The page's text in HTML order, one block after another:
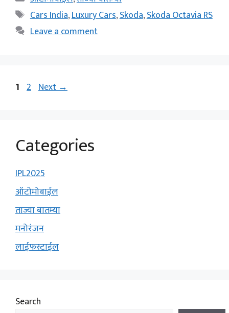
Tags
Cars India,Luxury Cars,Skoda,Skoda Octavia RS
Leave a comment
Page
1 Page
2 Next→
Categories
IPL2025
ऑटोमोबाईल
ताज्या बातम्या
मनोरंजन
लाईफस्टाईल
Search